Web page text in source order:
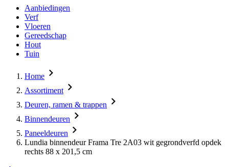
Aanbiedingen
Verf
Vloeren
Gereedschap
Hout
Tuin
Home
Assortiment
Deuren, ramen & trappen
Binnendeuren
Paneeldeuren
Lundia binnendeur Frama Tre 2A03 wit gegrondverfd opdek
rechts 88 x 201,5 cm